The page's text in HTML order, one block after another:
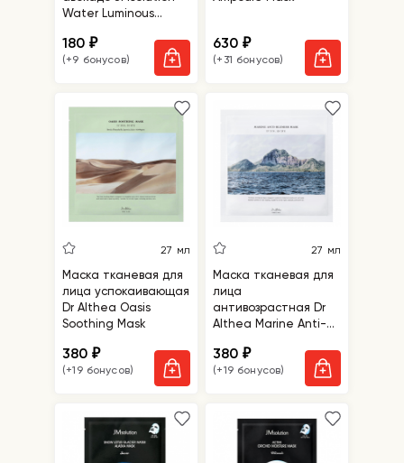
Water Luminous
Mask Black
180₽
(+9 бонусов)
630₽
(+31 бонусов)
27 мл
Маска тканевая для
лица успокаивающая
Dr Althea Oasis
Soothing Mask
380₽
(+19 бонусов)
27 мл
Маска тканевая для
лица
антивозрастная Dr
Althea Marine Anti-
380₽
(+19 бонусов)